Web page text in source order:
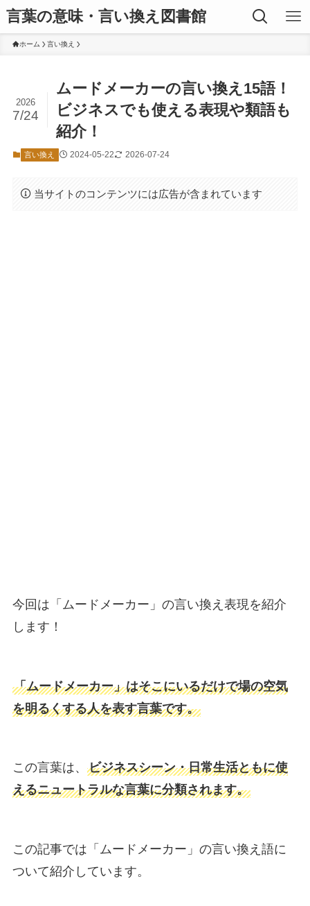
言葉の意味・言い換え図書館
ホーム 言い換え
ムードメーカーの言い換え15語！
ビジネスでも使える表現や類語も
紹介！
2026
7/24
言い換え 2024-05-22 2026-07-24
当サイトのコンテンツには広告が含まれています
今回は「ムードメーカー」の言い換え表現を紹介
します！
「ムードメーカー」はそこにいるだけで場の空気
を明るくする人を表す言葉です。
この言葉は、 ビジネスシーン・日常生活ともに使
えるニュートラルな言葉に分類されます。
この記事では「ムードメーカー」の言い換え語に
ついて紹介しています。